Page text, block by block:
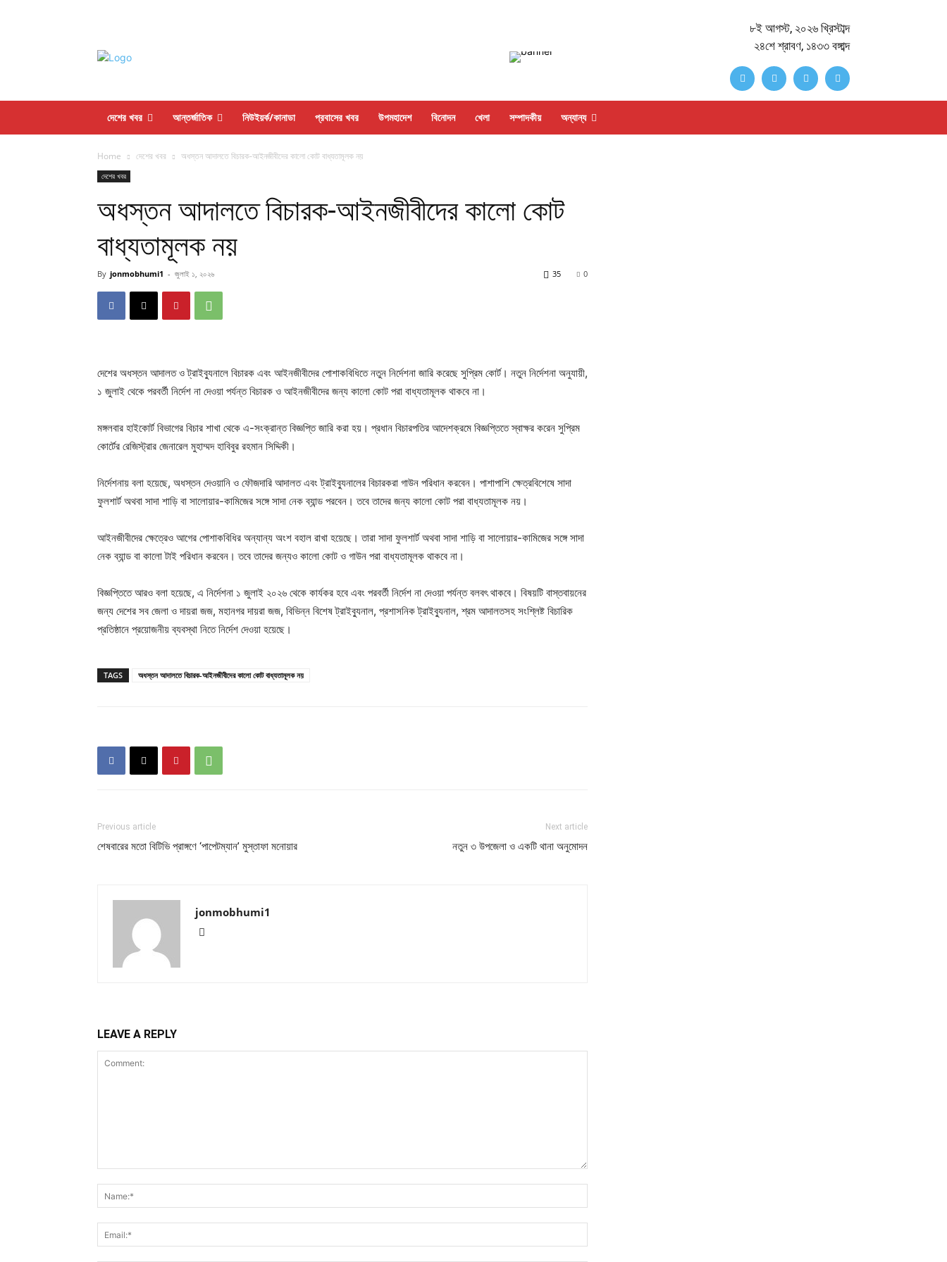
৮ই আগস্ট, ২০২৬ খ্রিস্টাব্দ
২৪শে শ্রাবণ, ১৪৩৩ বঙ্গাব্দ
দেশের খবর আন্তর্জাতিক নিউইয়র্ক/কানাডা প্রবাসের খবর উপমহাদেশ বিনোদন খেলা সম্পাদকীয় অন্যান্য
Home দেশের খবর অধস্তন আদালতে বিচারক-আইনজীবীদের কালো কোট বাধ্যতামূলক নয়
দেশের খবর
অধস্তন আদালতে বিচারক-আইনজীবীদের কালো কোট
বাধ্যতামূলক নয়
By jonmobhumi1 - জুলাই ১, ২০২৬ 0
35
দেশের অধস্তন আদালত ও ট্রাইব্যুনালে বিচারক এবং আইনজীবীদের পোশাকবিধিতে নতুন নির্দেশনা জারি করেছে সুপ্রিম কোর্ট। নতুন নির্দেশনা অনুযায়ী,
১ জুলাই থেকে পরবর্তী নির্দেশ না দেওয়া পর্যন্ত বিচারক ও আইনজীবীদের জন্য কালো কোট পরা বাধ্যতামূলক থাকবে না।
মঙ্গলবার হাইকোর্ট বিভাগের বিচার শাখা থেকে এ-সংক্রান্ত বিজ্ঞপ্তি জারি করা হয়। প্রধান বিচারপতির আদেশক্রমে বিজ্ঞপ্তিতে স্বাক্ষর করেন সুপ্রিম
কোর্টের রেজিস্ট্রার জেনারেল মুহাম্মদ হাবিবুর রহমান সিদ্দিকী।
নির্দেশনায় বলা হয়েছে, অধস্তন দেওয়ানি ও ফৌজদারি আদালত এবং ট্রাইব্যুনালের বিচারকরা গাউন পরিধান করবেন। পাশাপাশি ক্ষেত্রবিশেষে সাদা
ফুলশার্ট অথবা সাদা শাড়ি বা সালোয়ার-কামিজের সঙ্গে সাদা নেক ব্যান্ড পরবেন। তবে তাদের জন্য কালো কোট পরা বাধ্যতামূলক নয়।
আইনজীবীদের ক্ষেত্রেও আগের পোশাকবিধির অন্যান্য অংশ বহাল রাখা হয়েছে। তারা সাদা ফুলশার্ট অথবা সাদা শাড়ি বা সালোয়ার-কামিজের সঙ্গে সাদা
নেক ব্যান্ড বা কালো টাই পরিধান করবেন। তবে তাদের জন্যও কালো কোট ও গাউন পরা বাধ্যতামূলক থাকবে না।
বিজ্ঞপ্তিতে আরও বলা হয়েছে, এ নির্দেশনা ১ জুলাই ২০২৬ থেকে কার্যকর হবে এবং পরবর্তী নির্দেশ না দেওয়া পর্যন্ত বলবৎ থাকবে। বিষয়টি বাস্তবায়নের
জন্য দেশের সব জেলা ও দায়রা জজ, মহানগর দায়রা জজ, বিভিন্ন বিশেষ ট্রাইব্যুনাল, প্রশাসনিক ট্রাইব্যুনাল, শ্রম আদালতসহ সংশ্লিষ্ট বিচারিক
প্রতিষ্ঠানে প্রয়োজনীয় ব্যবস্থা নিতে নির্দেশ দেওয়া হয়েছে।
TAGS অধস্তন আদালতে বিচারক-আইনজীবীদের কালো কোট বাধ্যতামূলক নয়
Previous article
শেষবারের মতো বিটিভি প্রাঙ্গণে ‘পাপেটম্যান’ মুস্তাফা মনোয়ার
Next article
নতুন ৩ উপজেলা ও একটি থানা অনুমোদন
jonmobhumi1
LEAVE A REPLY